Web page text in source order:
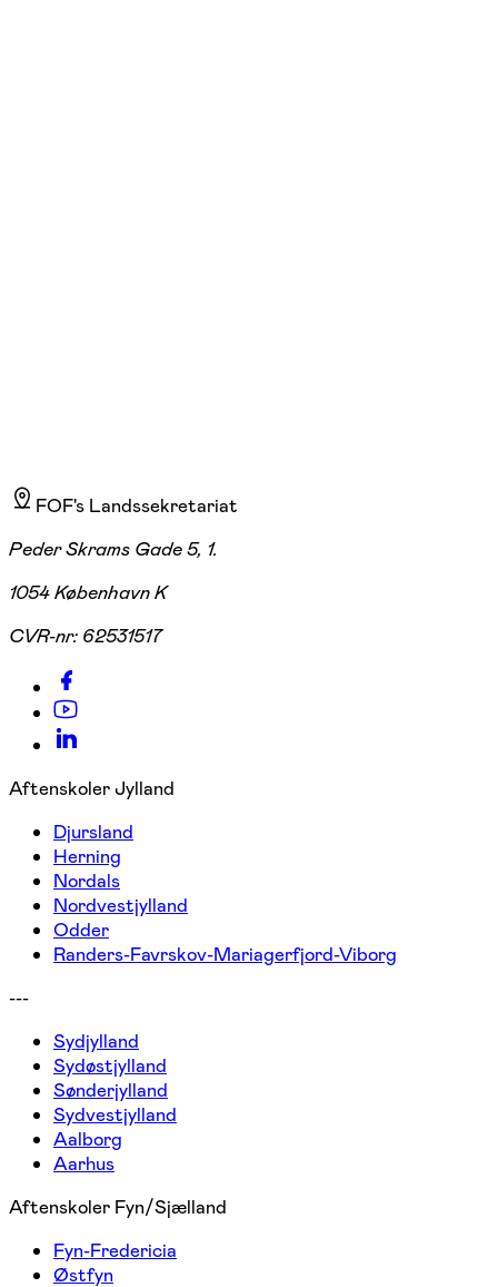
FOF's Landssekretariat
Peder Skrams Gade 5, 1.
1054 København K
CVR-nr: 62531517
Aftenskoler Jylland
Djursland
Herning
Nordals
Nordvestjylland
Odder
Randers-Favrskov-Mariagerfjord-Viborg
---
Sydjylland
Sydøstjylland
Sønderjylland
Sydvestjylland
Aalborg
Aarhus
Aftenskoler Fyn/Sjælland
Fyn-Fredericia
Østfyn